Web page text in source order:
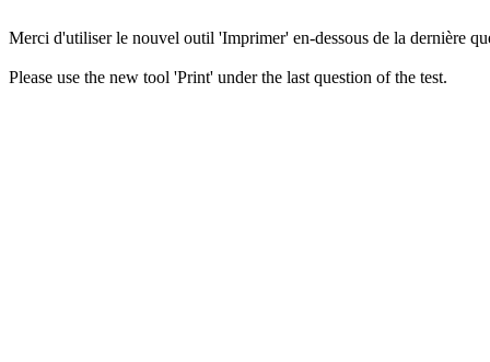
Merci d'utiliser le nouvel outil 'Imprimer' en-dessous de la dernière
Please use the new tool 'Print' under the last question of the test.